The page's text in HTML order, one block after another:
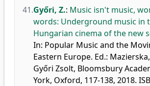
41.Győri, Z.: Music isn't music,
words: Underground music in
Hungarian cinema of the new
In: Popular Music and the
Eastern Europe. Ed.:
Győri Zsolt, Bloomsbury
York, Oxford, 117-138, 2018.